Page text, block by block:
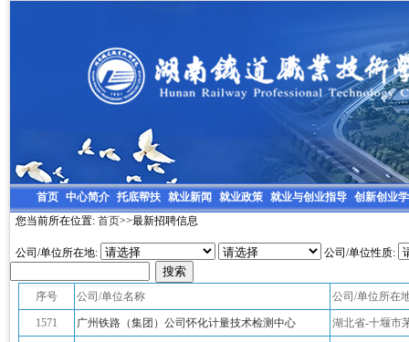
首页 中心简介 托底帮扶 就业新闻 就业政策 就业与创业指导 创新创业
您当前所在位置: 首页>>最新招聘信息
公司/单位所在地: 公司/单位性质:
序号 公司/单位名称 公司/单位所在
1571 广州铁路（集团）公司怀化计量技术检测中心 湖北省-十堰市